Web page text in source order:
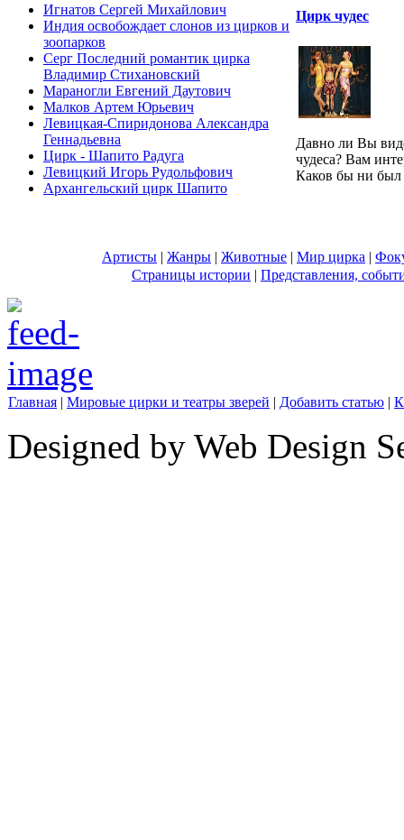
Игнатов Сергей Михайлович
Индия освобождает слонов из цирков и
зоопарков
Серг Последний романтик цирка
Владимир Стихановский
Мараногли Евгений Даутович
Малков Артем Юрьевич
Левицкая-Спиридонова Александра
Геннадьевна
Цирк - Шапито Радуга
Левицкий Игорь Рудольфович
Архангельский цирк Шапито
Цирк чудес
Давно ли Вы
чудеса? Вам
Каков бы ни
Артисты | Жанры | Животные | Мир цирка |
Страницы истории | Представления,
Главная | Мировые цирки и театры зверей | Добавить статью |
Designed by Web Design